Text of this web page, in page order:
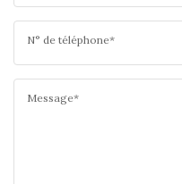
N° de téléphone*
Message*